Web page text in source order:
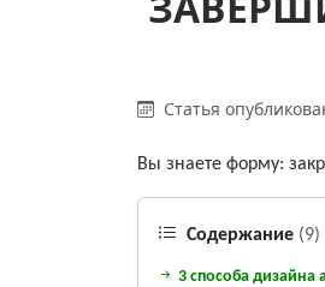
Статья
Вы знаете форму:
Содержание (9)
3 способа дизайна